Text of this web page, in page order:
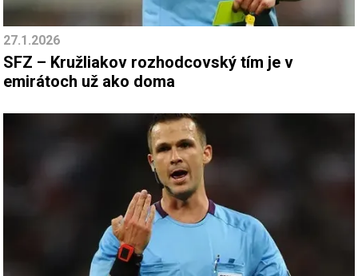
27.1.2026
SFZ – Kružliakov rozhodcovský tím je v
emirátoch už ako doma